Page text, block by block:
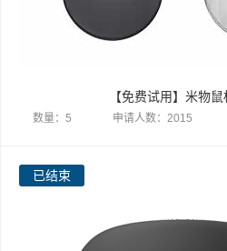
【免费试用】米物
数量：5 申请人数：2015
已结束